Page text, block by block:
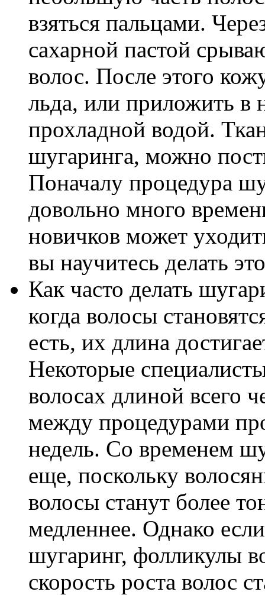
взяться пальцами.
сахарной пастой
волос. После этого
льда, или приложить в
прохладной водой.
шугаринга, можно
Поначалу процедура
довольно много
новичков может
вы научитесь делать
Как часто делать
когда волосы
есть, их длина
Некоторые
волосах длиной всего
между процедурами
недель. Со временем
еще, поскольку
волосы станут более
медленнее. Однако
шугаринг, фолликулы
скорость роста волос